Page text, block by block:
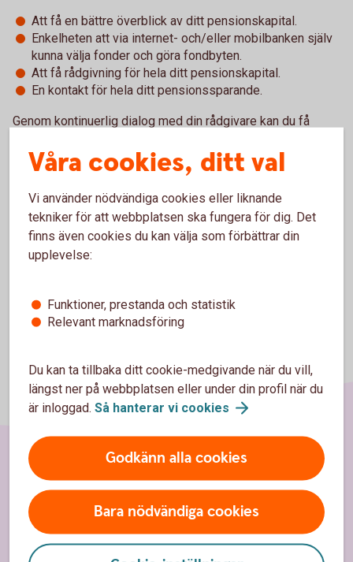
Att få en bättre överblick av ditt pensionskapital.
Enkelheten att via internet- och/eller mobilbanken själv
kunna välja fonder och göra fondbyten.
Att få rådgivning för hela ditt pensionskapital.
En kontakt för hela ditt pensionssparande.
Genom kontinuerlig dialog med din rådgivare kan du få
och omständigheter.
Johanna Westlund och Åsa Strömberg,
Försäkringsspecialister hjälper dig vid frågor, du hittar
deras
kontaktuppgifterhär
Våra cookies, ditt val
Vi använder nödvändiga cookies eller liknande
tekniker för att webbplatsen ska fungera för dig. Det
finns även cookies du kan välja som förbättrar din
upplevelse:
Funktioner, prestanda och statistik
Relevant marknadsföring
Du kan ta tillbaka ditt cookie-medgivande när du vill,
längst ner på webbplatsen eller under din profil när du
är inloggad. Så hanterar vi cookies
Godkänn alla cookies
Bara nödvändiga cookies
Sidfot
Hitta snabbt
Kontakta oss
Spärrhjälp